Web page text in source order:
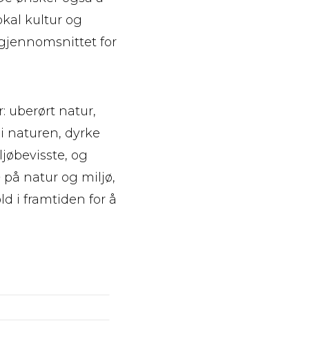
kultur og
for
uberørt natur,
naturen, dyrke
og
natur og miljø,
i framtiden for å